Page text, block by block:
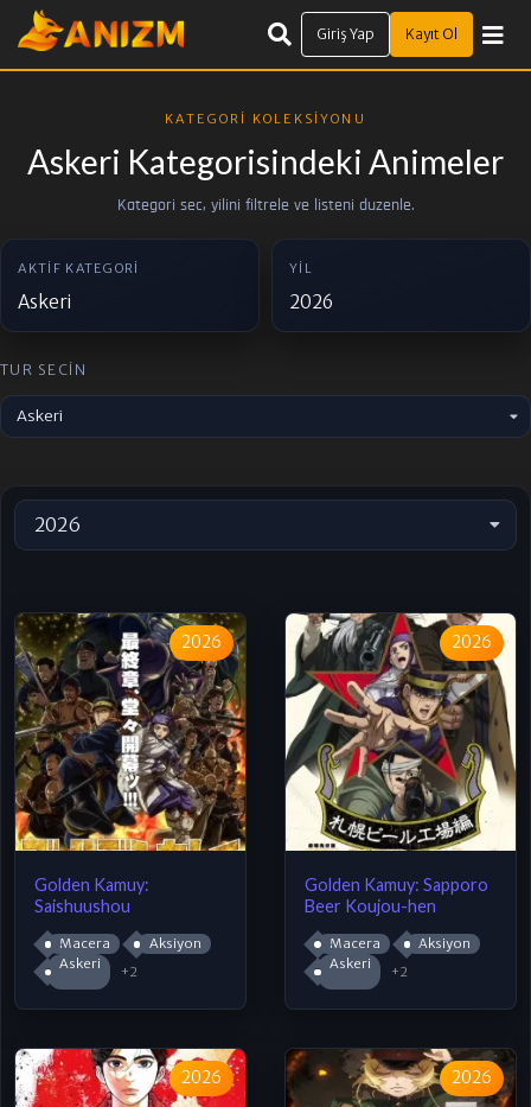
Giriş Yap Kayıt Ol
KATEGORI KOLEKSIYONU
Askeri Kategorisindeki Animeler
Kategori sec, yilini filtrele ve listeni duzenle.
AKTIF KATEGORI
Askeri
YIL
2026
TUR SECIN
Askeri
2026
2026
Golden Kamuy:
Saishuushou
Macera
Aksiyon
Askeri
+2
2026
Golden Kamuy: Sapporo
Beer Koujou-hen
Macera
Aksiyon
Askeri
+2
2026 2026